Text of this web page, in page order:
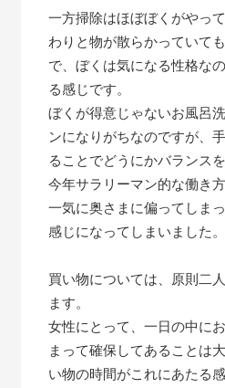
一方掃除はほぼぼくがやっ
わりと物が散らかっていて
で、ぼくは気になる性格な
る感じです。
ぼくが得意じゃないお風呂
ンになりがちなのですが、
ることでどうにかバランス
今年サラリーマン的な働き
一気に奥さまに偏ってしま
感じになってしまいました。
買い物については、原則二
ます。
女性にとって、一日の中に
まって確保してあることは
い物の時間がこれにあたる感